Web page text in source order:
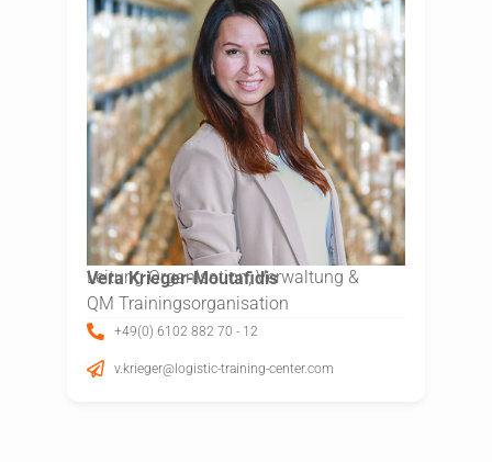
Vera Krieger-Moutafidis
Leitung Organisation, Verwaltung &
QM Trainingsorganisation
+49(0) 6102 882 70 - 12
v.krieger@logistic-training-center.com